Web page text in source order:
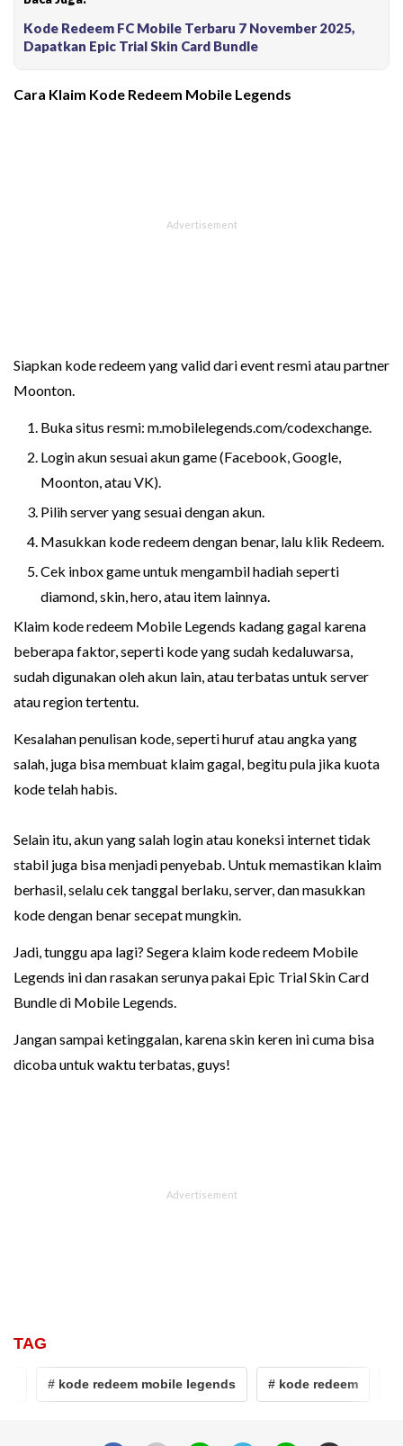
Kode Redeem FC Mobile Terbaru 7 November 2025,
Dapatkan Epic Trial Skin Card Bundle
Cara Klaim Kode Redeem Mobile Legends
Siapkan kode redeem yang valid dari event resmi atau partner
Moonton.
Buka situs resmi: m.mobilelegends.com/codexchange.
Login akun sesuai akun game (Facebook, Google,
Moonton, atau VK).
Pilih server yang sesuai dengan akun.
Masukkan kode redeem dengan benar, lalu klik Redeem.
Cek inbox game untuk mengambil hadiah seperti
diamond, skin, hero, atau item lainnya.
Klaim kode redeem Mobile Legends kadang gagal karena
beberapa faktor, seperti kode yang sudah kedaluwarsa,
sudah digunakan oleh akun lain, atau terbatas untuk server
atau region tertentu.
Kesalahan penulisan kode, seperti huruf atau angka yang
salah, juga bisa membuat klaim gagal, begitu pula jika kuota
kode telah habis.
Selain itu, akun yang salah login atau koneksi internet tidak
stabil juga bisa menjadi penyebab. Untuk memastikan klaim
berhasil, selalu cek tanggal berlaku, server, dan masukkan
kode dengan benar secepat mungkin.
Jadi, tunggu apa lagi? Segera klaim kode redeem Mobile
Legends ini dan rasakan serunya pakai Epic Trial Skin Card
Bundle di Mobile Legends.
Jangan sampai ketinggalan, karena skin keren ini cuma bisa
dicoba untuk waktu terbatas, guys!
TAG
# kode redeem mobile legends # kode redeem